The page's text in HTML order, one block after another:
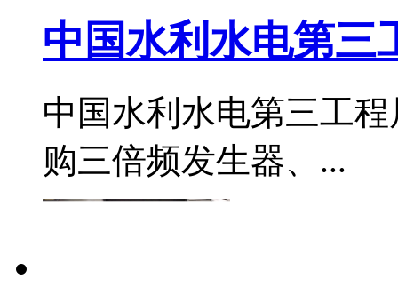
中国水利水电第三
中国水利水电第三工
购三倍频发生器、...